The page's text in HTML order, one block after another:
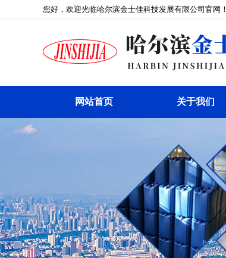
您好，欢迎光临哈尔滨金士佳科技发展有限公司官网！
网站首页 关于我们